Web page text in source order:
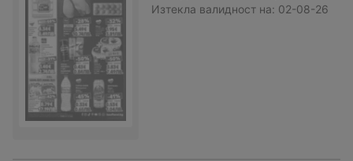
Изтекла валидност на: 02-08-26